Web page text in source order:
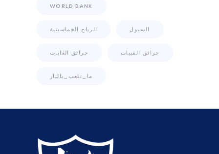
WORLD BANK
الرياح الخماسينية السيول
حرائق الغابات حرائق القبيات
ما_تلعب_بالنار